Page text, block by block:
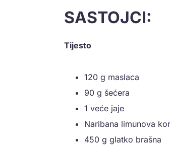
SASTOJCI:
Tijesto
120 g maslaca
90 g šećera
1 veće jaje
Naribana limunova
450 g glatko brašna